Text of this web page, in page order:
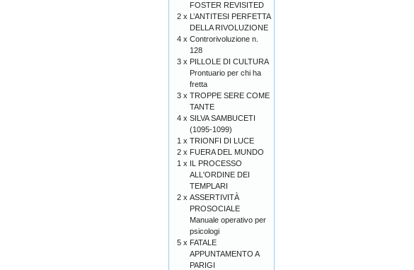
FOSTER REVISITED
2 x L’ANTITESI PERFETTA
DELLA RIVOLUZIONE
4 x Controrivoluzione n.
128
3 x PILLOLE DI CULTURA
Prontuario per chi ha
fretta
3 x TROPPE SERE COME
TANTE
4 x SILVA SAMBUCETI
(1095-1099)
1 x TRIONFI DI LUCE
2 x FUERA DEL MUNDO
1 x IL PROCESSO
ALL'ORDINE DEI
TEMPLARI
2 x ASSERTIVITÀ
PROSOCIALE
Manuale operativo per
psicologi
5 x FATALE
APPUNTAMENTO A
PARIGI